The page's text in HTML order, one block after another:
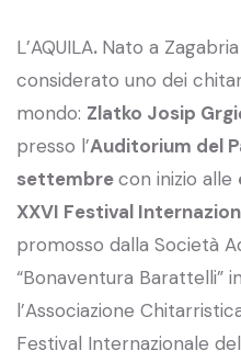
L’AQUILA. Nato a
considerato uno dei
mondo: Zlatko Josip
presso l’Auditorium del
settembrecon inizio alle
XXVI Festival
promosso dalla Società
“Bonaventura Barattelli”
l’Associazione
Festival Internazionale